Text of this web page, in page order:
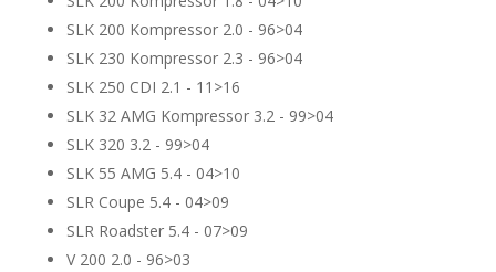
SLK 200 Kompressor 2.0 - 96>04
SLK 230 Kompressor 2.3 - 96>04
SLK 250 CDI 2.1 - 11>16
SLK 32 AMG Kompressor 3.2 - 99>04
SLK 320 3.2 - 99>04
SLK 55 AMG 5.4 - 04>10
SLR Coupe 5.4 - 04>09
SLR Roadster 5.4 - 07>09
V 200 2.0 - 96>03